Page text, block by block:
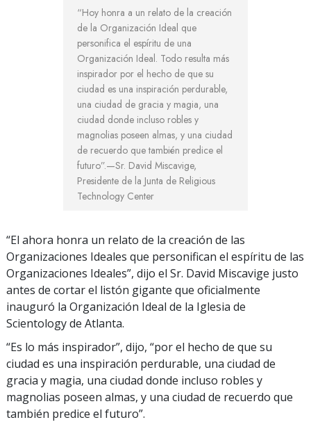
“Hoy honra a un relato de la creación
de la Organización Ideal que
personifica el espíritu de una
Organización Ideal. Todo resulta más
inspirador por el hecho de que su
ciudad es una inspiración perdurable,
una ciudad de gracia y magia, una
ciudad donde incluso robles y
magnolias poseen almas, y una ciudad
de recuerdo que también predice el
futuro”.—Sr. David Miscavige,
Presidente de la Junta de Religious
Technology Center
“El ahora honra un relato de la creación de las
Organizaciones Ideales que personifican el espíritu de las
Organizaciones Ideales”, dijo el Sr. David Miscavige justo
antes de cortar el listón gigante que oficialmente
inauguró la Organización Ideal de la Iglesia de
Scientology de Atlanta.
“Es lo más inspirador”, dijo, “por el hecho de que su
ciudad es una inspiración perdurable, una ciudad de
gracia y magia, una ciudad donde incluso robles y
magnolias poseen almas, y una ciudad de recuerdo que
también predice el futuro”.